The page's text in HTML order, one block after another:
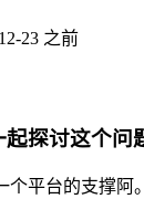
23 之前
探讨这个问
个平台的支撑阿。